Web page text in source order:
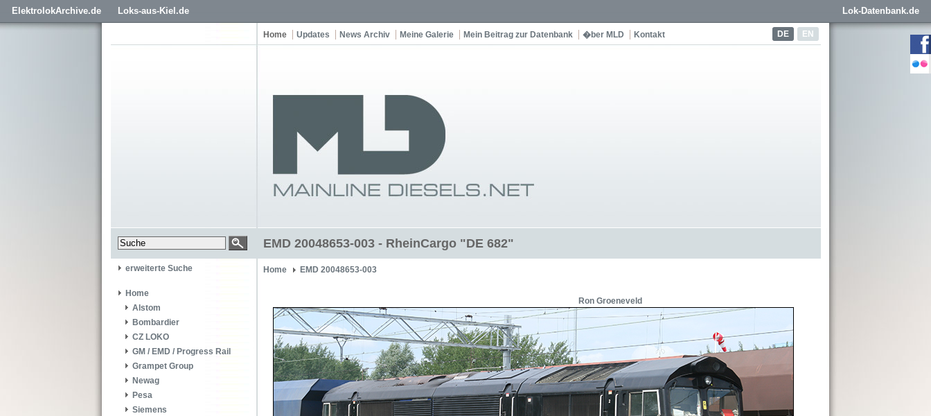
ElektrolokArchive.de Loks-aus-Kiel.de Lok-Datenbank.de
DE EN
Home Updates News Archiv Meine Galerie Mein Beitrag zur Datenbank �ber MLD Kontakt
EMD 20048653-003 - RheinCargo "DE 682"
erweiterte Suche
Home
Alstom
Bombardier
CZ LOKO
GM / EMD / Progress Rail
Grampet Group
Newag
Pesa
Siemens
Home EMD 20048653-003
Ron Groeneveld